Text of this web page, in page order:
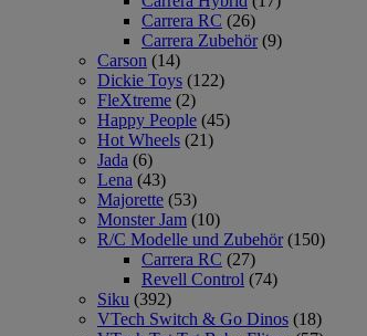
Carrera RC (26)
Carrera Zubehör (9)
Carson (14)
Dickie Toys (122)
FleXtreme (2)
Happy People (45)
Hot Wheels (21)
Jada (6)
Lena (43)
Majorette (53)
Monster Jam (10)
R/C Modelle und Zubehör (150)
Carrera RC (27)
Revell Control (74)
Siku (392)
VTech Switch & Go Dinos (18)